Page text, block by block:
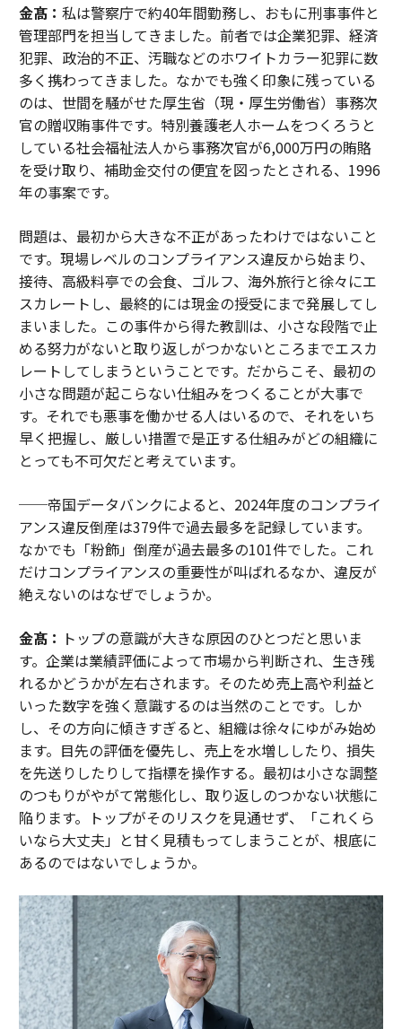
金髙： 私は警察庁で約40年間勤務し、おもに刑事事件と
管理部門を担当してきました。前者では企業犯罪、経済
犯罪、政治的不正、汚職などのホワイトカラー犯罪に数
多く携わってきました。なかでも強く印象に残っている
のは、世間を騒がせた厚生省（現・厚生労働省）事務次
官の贈収賄事件です。特別養護老人ホームをつくろうと
している社会福祉法人から事務次官が6,000万円の賄賂
を受け取り、補助金交付の便宜を図ったとされる、1996
年の事案です。
問題は、最初から大きな不正があったわけではないこと
です。現場レベルのコンプライアンス違反から始まり、
接待、高級料亭での会食、ゴルフ、海外旅行と徐々にエ
スカレートし、最終的には現金の授受にまで発展してし
まいました。この事件から得た教訓は、小さな段階で止
める努力がないと取り返しがつかないところまでエスカ
レートしてしまうということです。だからこそ、最初の
小さな問題が起こらない仕組みをつくることが大事で
す。それでも悪事を働かせる人はいるので、それをいち
早く把握し、厳しい措置で是正する仕組みがどの組織に
とっても不可欠だと考えています。
──帝国データバンクによると、2024年度のコンプライ
アンス違反倒産は379件で過去最多を記録しています。
なかでも「粉飾」倒産が過去最多の101件でした。これ
だけコンプライアンスの重要性が叫ばれるなか、違反が
絶えないのはなぜでしょうか。
金髙： トップの意識が大きな原因のひとつだと思いま
す。企業は業績評価によって市場から判断され、生き残
れるかどうかが左右されます。そのため売上高や利益と
いった数字を強く意識するのは当然のことです。しか
し、その方向に傾きすぎると、組織は徐々にゆがみ始め
ます。目先の評価を優先し、売上を水増ししたり、損失
を先送りしたりして指標を操作する。最初は小さな調整
のつもりがやがて常態化し、取り返しのつかない状態に
陥ります。トップがそのリスクを見通せず、「これくら
いなら大丈夫」と甘く見積もってしまうことが、根底に
あるのではないでしょうか。